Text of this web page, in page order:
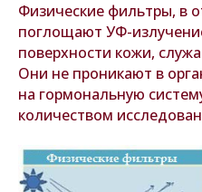
Физические фильтры, в
поглощают УФ-
поверхности кожи,
Они не проникают в
на гормональную
количеством